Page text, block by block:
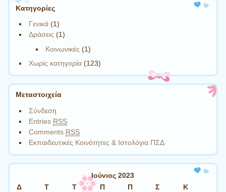
Kατηγορίες
Γενικά (1)
Δράσεις (1)
Κοινωνικές (1)
Χωρίς κατηγορία (123)
Μεταστοιχεία
Σύνδεση
Entries RSS
Comments RSS
Εκπαιδευτικές Κοινότητες & Ιστολόγια ΠΣΔ
Ιούνιος 2023
Δ
Τ Τ Π Π Σ
Κ